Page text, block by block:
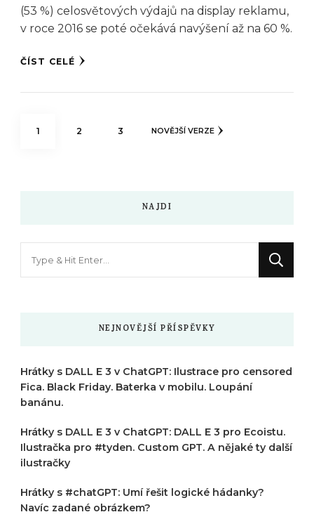
(53 %) celosvětových výdajů na display reklamu,
v roce 2016 se poté očekává navýšení až na 60 %.
ČÍST CELÉ
Stránkování
STRÁNKA
1 STRÁNKA
2 STRÁNKA
3 NOVĚJŠÍ VERZE
NAJDI
NEJNOVĚJŠÍ PŘÍSPĚVKY
Hrátky s DALL E 3 v ChatGPT: Ilustrace pro censored
Fica. Black Friday. Baterka v mobilu. Loupání
banánu.
Hrátky s DALL E 3 v ChatGPT: DALL E 3 pro Ecoistu.
Ilustračka pro #tyden. Custom GPT. A nějaké ty další
ilustračky
Hrátky s #chatGPT: Umí řešit logické hádanky?
Navíc zadané obrázkem?